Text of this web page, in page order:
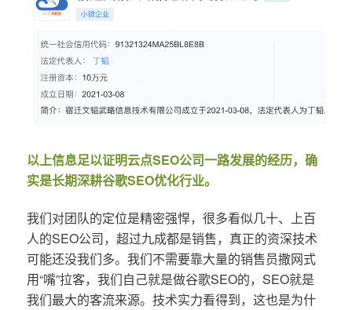
以上信息足以证明云点SEO公司一路发展的经历，确
实是长期深耕谷歌SEO优化行业。
我们对团队的定位是精密强悍，很多看似几十、上百
人的SEO公司，超过九成都是销售，真正的资深技术
可能还没我们多。我们不需要靠大量的销售员撒网式
用“嘴”拉客，我们自己就是做谷歌SEO的，SEO就是
我们最大的客流来源。技术实力看得到，这也是为什